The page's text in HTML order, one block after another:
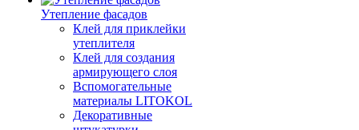
Утепление фасадов
Клей для приклейки
утеплителя
Клей для создания
армирующего слоя
Вспомогательные
материалы LITOKOL
Декоративные